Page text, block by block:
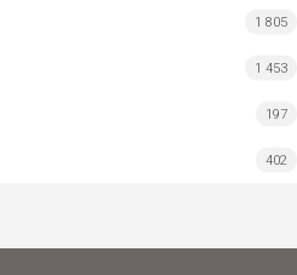
1 805
1 453
197
402